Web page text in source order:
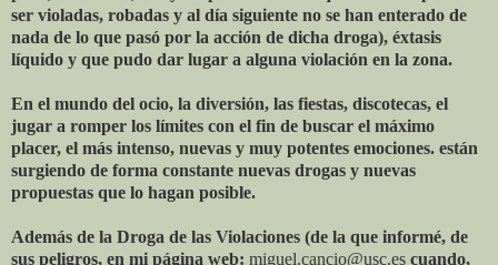
ser violadas, robadas y al día siguiente no se han enterado de
nada de lo que pasó por la acción de dicha droga), éxtasis
líquido y que pudo dar lugar a alguna violación en la zona.
En el mundo del ocio, la diversión, las fiestas, discotecas, el
jugar a romper los límites con el fin de buscar el máximo
placer, el más intenso, nuevas y muy potentes emociones. están
surgiendo de forma constante nuevas drogas y nuevas
propuestas que lo hagan posible.
Además de la Droga de las Violaciones (de la que informé, de
sus peligros, en mi página web: miguel.cancio@usc.es cuando,